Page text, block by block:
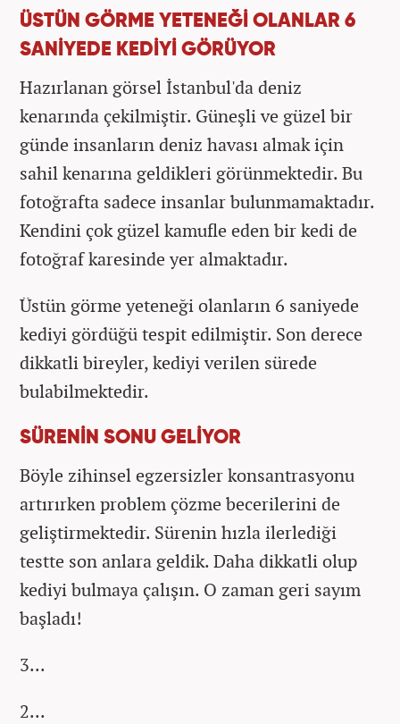
ÜSTÜN GÖRME YETENEĞİ OLANLAR 6
SANİYEDE KEDİYİ GÖRÜYOR
Hazırlanan görsel İstanbul'da deniz
kenarında çekilmiştir. Güneşli ve güzel bir
günde insanların deniz havası almak için
sahil kenarına geldikleri görünmektedir. Bu
fotoğrafta sadece insanlar bulunmamaktadır.
Kendini çok güzel kamufle eden bir kedi de
fotoğraf karesinde yer almaktadır.
Üstün görme yeteneği olanların 6 saniyede
kediyi gördüğü tespit edilmiştir. Son derece
dikkatli bireyler, kediyi verilen sürede
bulabilmektedir.
SÜRENİN SONU GELİYOR
Böyle zihinsel egzersizler konsantrasyonu
artırırken problem çözme becerilerini de
geliştirmektedir. Sürenin hızla ilerlediği
testte son anlara geldik. Daha dikkatli olup
kediyi bulmaya çalışın. O zaman geri sayım
başladı!
3...
2...